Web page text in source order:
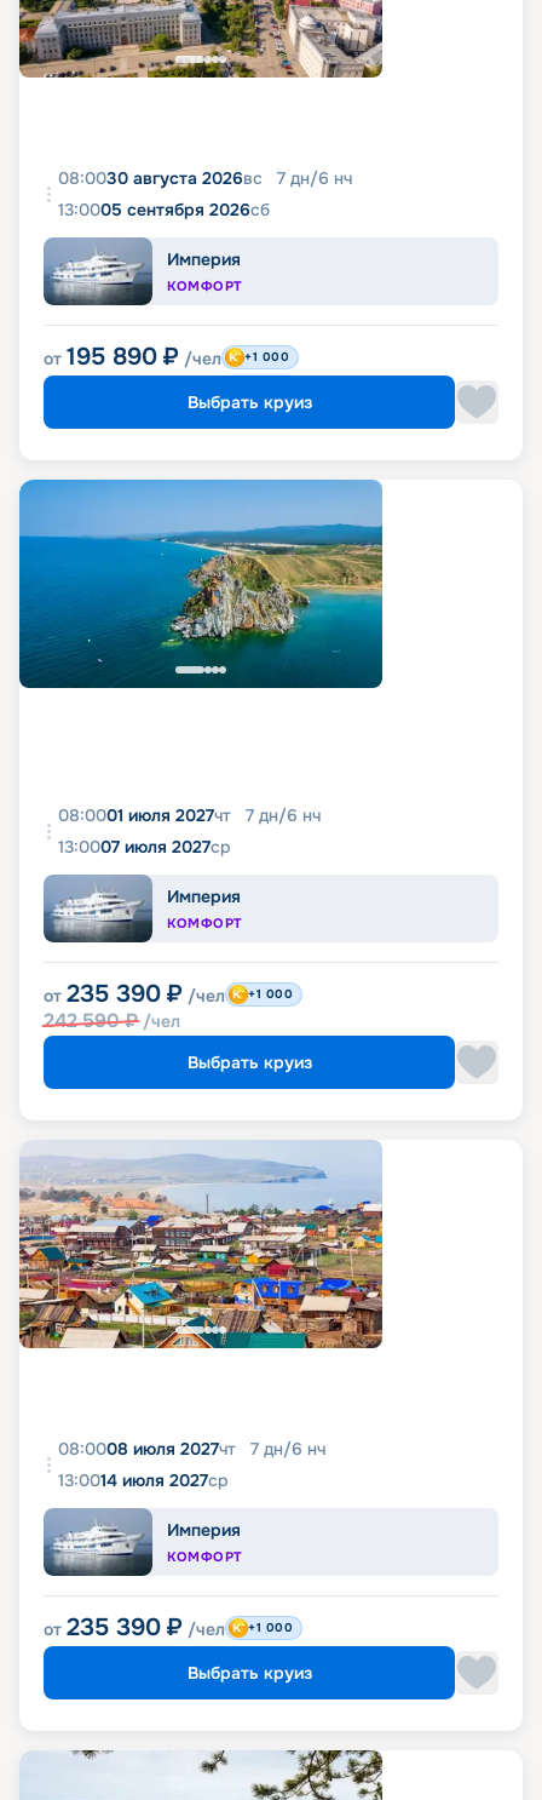
08:0030 августа 2026вс 7 дн/6 нч
13:0005 сентября 2026сб
Империя
КОМФОРТ
от 195 890 ₽ /чел +1 000
Выбрать круиз
08:0001 июля 2027чт 7 дн/6 нч
13:0007 июля 2027ср
Империя
КОМФОРТ
от 235 390 ₽ /чел
242 590₽ /чел
+1 000
Выбрать круиз
08:0008 июля 2027чт 7 дн/6 нч
13:0014 июля 2027ср
Империя
КОМФОРТ
от 235 390 ₽ /чел +1 000
Выбрать круиз